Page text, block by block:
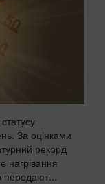
За оцінками
рекорд
нагрівання